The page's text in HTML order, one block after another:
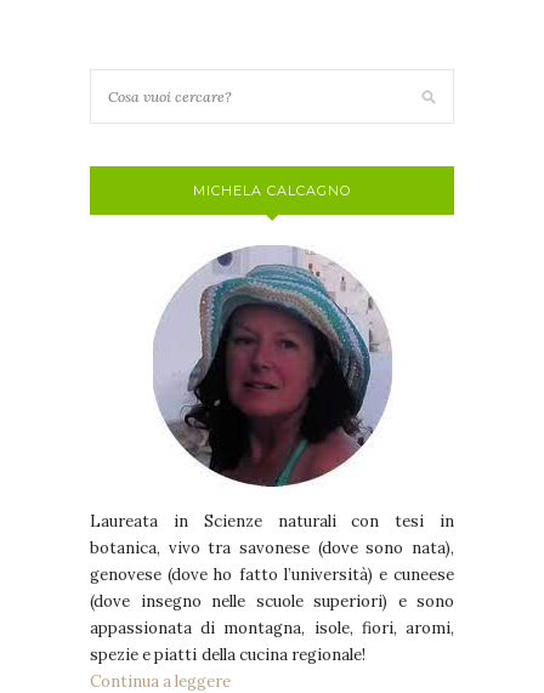
MICHELA CALCAGNO
Laureata in Scienze naturali con tesi in
botanica, vivo tra savonese (dove sono nata),
genovese (dove ho fatto l’università) e cuneese
(dove insegno nelle scuole superiori) e sono
appassionata di montagna, isole, fiori, aromi,
spezie e piatti della cucina regionale!
Continua a leggere